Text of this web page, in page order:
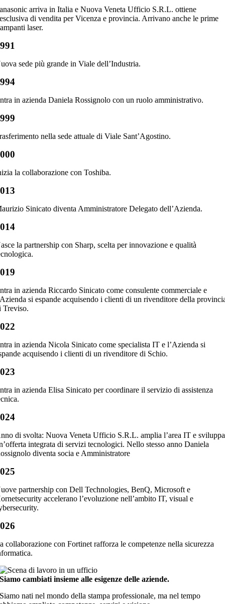
arriva in Italia e Nuova Veneta Ufficio S.R.L. ottiene
di vendita per Vicenza e provincia. Arrivano anche le prime
laser.
sede più grande in Viale dell’Industria.
in azienda Daniela Rossignolo con un ruolo amministrativo.
nella sede attuale di Viale Sant’Agostino.
la collaborazione con Toshiba.
Sinicato diventa Amministratore Delegato dell’Azienda.
la partnership con Sharp, scelta per innovazione e qualità
in azienda Riccardo Sinicato come consulente commerciale e
si espande acquisendo i clienti di un rivenditore della
Treviso.
in azienda Nicola Sinicato come specialista IT e l’Azienda si
acquisendo i clienti di un rivenditore di Schio.
in azienda Elisa Sinicato per coordinare il servizio di assistenza
di svolta: Nuova Veneta Ufficio S.R.L. amplia l’area IT e sviluppa
integrata di servizi tecnologici. Nello stesso anno Daniela
diventa socia e Amministratore
partnership con Dell Technologies, BenQ, Microsoft e
accelerano l’evoluzione nell’ambito IT, visual e
collaborazione con Fortinet rafforza le competenze nella sicurezza
Siamo cambiati insieme alle esigenze delle aziende.
Siamo nati nel mondo della stampa professionale, ma nel tempo